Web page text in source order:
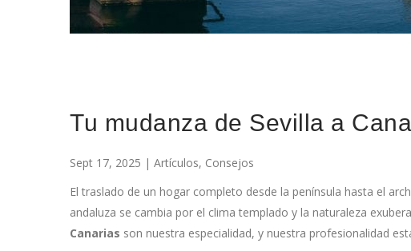
Tu mudanza de Sevilla a
Sept 17, 2025 | Artículos, Consejos
El traslado de un hogar completo desde la península hasta el
andaluza se cambia por el clima templado y la naturaleza
Canarias son nuestra especialidad, y nuestra profesionalidad